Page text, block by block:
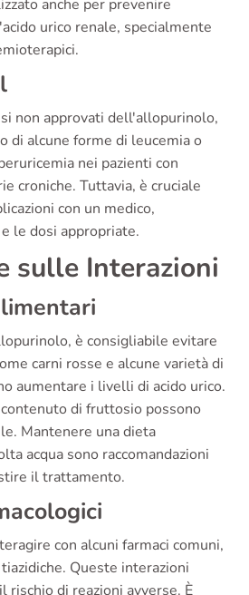
anche per prevenire
urico renale, specialmente
non approvati dell'allopurinolo,
di alcune forme di leucemia o
nei pazienti con
croniche. Tuttavia, è cruciale
con un medico,
le dosi appropriate.
sulle Interazioni
è consigliabile evitare
carni rosse e alcune varietà di
aumentare i livelli di acido urico.
di fruttosio possono
Mantenere una dieta
acqua sono raccomandazioni
il trattamento.
con alcuni farmaci comuni,
Queste interazioni
rischio di reazioni avverse. È